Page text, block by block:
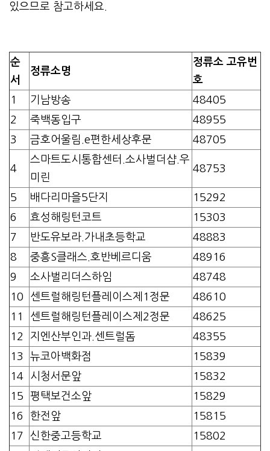
있으므로 참고하세요.
순
서
정류소명
정류소 고유번
호
1
기남방송
48405
2
죽백동입구
48955
3
금호어울림.e편한세상후문 48705
4
스마트도시통합센터.소사벌더샵.우
미린
48753
5 배다리마을5단지
15292
6
효성해링턴코트
15303
7
반도유보라.가내초등학교
48883
8
중흥S클래스.호반베르디움
48916
9
소사벌리더스하임
48748
10
센트럴해링턴플레이스제1정문
48610
11
센트럴해링턴플레이스제2정문
48625
12
지엔산부인과.센트럴돔
48355
13
뉴코아백화점
15839
14
시청서문앞
15832
15
평택보건소앞
15829
16
한전앞
15815
17
신한중고등학교
15802